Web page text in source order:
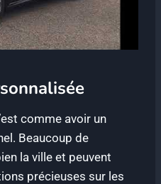
comme avoir un
Beaucoup de
la ville et peuvent
précieuses sur les